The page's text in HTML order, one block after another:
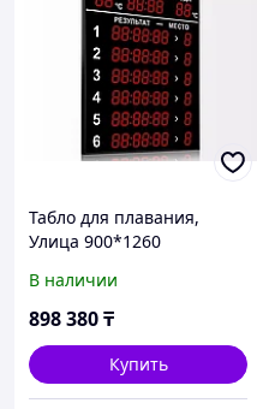
Табло для плавания,
Улица 900*1260
В наличии
898 380₸
Купить